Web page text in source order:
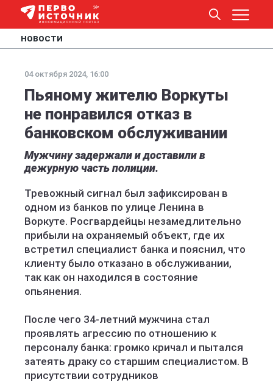
НОВОСТИ
04 октября 2024, 16:00
Пьяному жителю Воркуты
не понравился отказ в
банковском обслуживании
Мужчину задержали и доставили в
дежурную часть полиции.
Тревожный сигнал был зафиксирован в
одном из банков по улице Ленина в
Воркуте. Росгвардейцы незамедлительно
прибыли на охраняемый объект, где их
встретил специалист банка и пояснил, что
клиенту было отказано в обслуживании,
так как он находился в состояние
опьянения.
После чего 34-летний мужчина стал
проявлять агрессию по отношению к
персоналу банка: громко кричал и пытался
затеять драку со старшим специалистом. В
присутствии сотрудников